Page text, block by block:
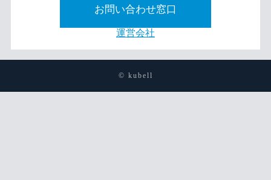
お問い合わせ窓口
運営会社
© kubell